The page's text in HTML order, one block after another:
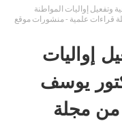
وتفعيل إواليات المواطنة
يوسف باهة - مقالات العدد 31 من مجلة قراءات علمية - منشورات موقع
إواليات
يوسف
باهة - مقالات العدد 31 من مجلة